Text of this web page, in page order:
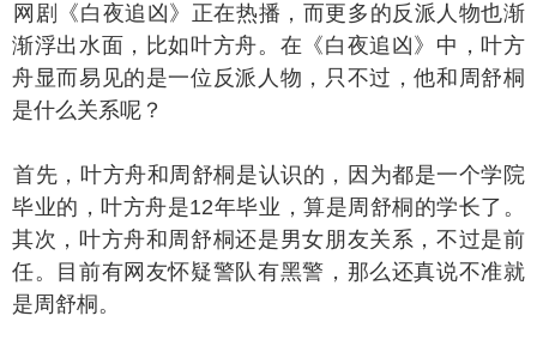
《白夜追凶》正在热播，而更多的反派人物也渐
渐浮出水面，比如叶方舟。在《白夜追凶》中，叶方
舟显而易见的是一位反派人物，只不过，他和周舒桐
是什么关系呢？
，叶方舟和周舒桐是认识的，因为都是一个学院
毕业的，叶方舟是12年毕业，算是周舒桐的学长了。
其次，叶方舟和周舒桐还是男女朋友关系，不过是前
任。目前有网友怀疑警队有黑警，那么还真说不准就
是周舒桐。